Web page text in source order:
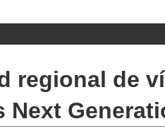
regional de